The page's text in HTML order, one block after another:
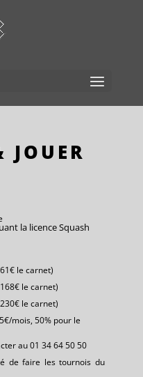
JOUER
la licence Squash
carnet)
le carnet)
le carnet)
mois, 50% pour le
au 01 34 64 50 50
faire les tournois du